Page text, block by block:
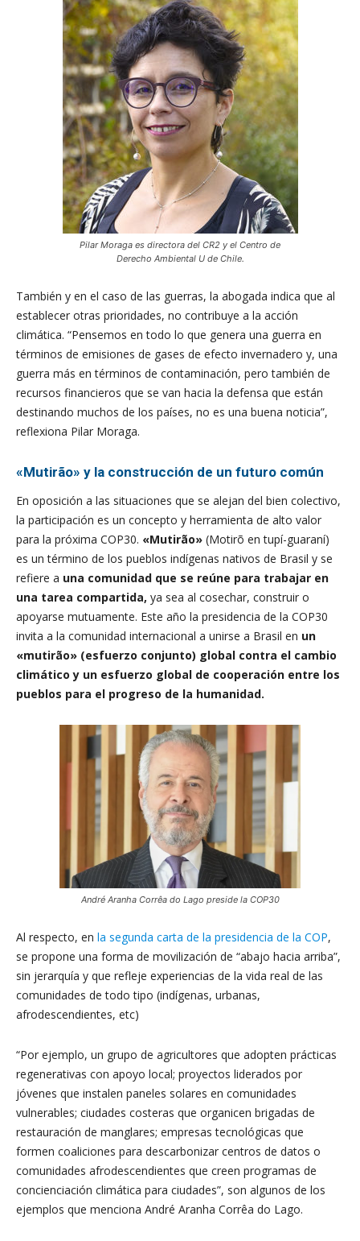
Pilar Moraga es directora del CR2 y el Centro de
Derecho Ambiental U de Chile.
También y en el caso de las guerras, la abogada indica que al
establecer otras prioridades, no contribuye a la acción
climática. “Pensemos en todo lo que genera una guerra en
términos de emisiones de gases de efecto invernadero y, una
guerra más en términos de contaminación, pero también de
recursos financieros que se van hacia la defensa que están
destinando muchos de los países, no es una buena noticia”,
reflexiona Pilar Moraga.
«Mutirão» y la construcción de un futuro común
En oposición a las situaciones que se alejan del bien colectivo,
la participación es un concepto y herramienta de alto valor
para la próxima COP30. «Mutirão» (Motirõ en tupí-guaraní)
es un término de los pueblos indígenas nativos de Brasil y se
refiere a una comunidad que se reúne para trabajar en
una tarea compartida, ya sea al cosechar, construir o
apoyarse mutuamente. Este año la presidencia de la COP30
invita a la comunidad internacional a unirse a Brasil en un
«mutirão» (esfuerzo conjunto) global contra el cambio
climático y un esfuerzo global de cooperación entre los
pueblos para el progreso de la humanidad.
André Aranha Corrêa do Lago preside la COP30
Al respecto, en la segunda carta de la presidencia de la COP,
se propone una forma de movilización de “abajo hacia arriba”,
sin jerarquía y que refleje experiencias de la vida real de las
comunidades de todo tipo (indígenas, urbanas,
afrodescendientes, etc)
“Por ejemplo, un grupo de agricultores que adopten prácticas
regenerativas con apoyo local; proyectos liderados por
jóvenes que instalen paneles solares en comunidades
vulnerables; ciudades costeras que organicen brigadas de
restauración de manglares; empresas tecnológicas que
formen coaliciones para descarbonizar centros de datos o
comunidades afrodescendientes que creen programas de
concienciación climática para ciudades”, son algunos de los
ejemplos que menciona André Aranha Corrêa do Lago.